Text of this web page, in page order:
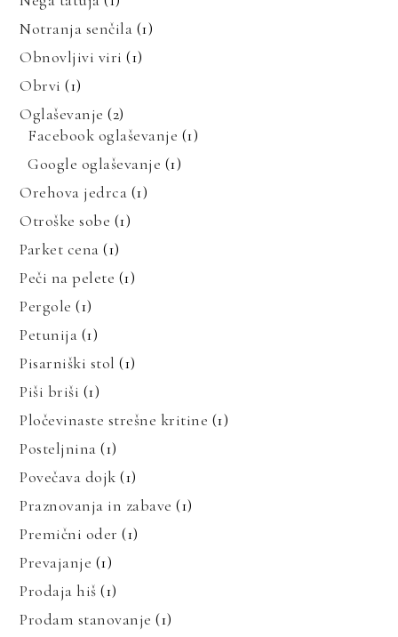
Notranja senčila (1)
Obnovljivi viri (1)
Obrvi (1)
Oglaševanje (2)
Facebook oglaševanje (1)
Google oglaševanje (1)
Orehova jedrca (1)
Otroške sobe (1)
Parket cena (1)
Peči na pelete (1)
Pergole (1)
Petunija (1)
Pisarniški stol (1)
Piši briši (1)
Pločevinaste strešne kritine (1)
Posteljnina (1)
Povečava dojk (1)
Praznovanja in zabave (1)
Premični oder (1)
Prevajanje (1)
Prodaja hiš (1)
Prodam stanovanje (1)